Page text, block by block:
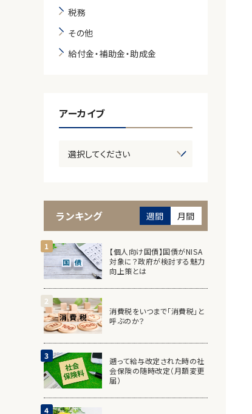
税務
その他
給付金・補助金・助成金
アーカイブ
ランキング 週間 月間
【個人向け国債】国債がNISA
対象に？政府が検討する魅力
向上策とは
消費税をいつまで「消費税」と
呼ぶのか？
遡って給与改定された時の社
会保険の随時改定（月額変更
届）